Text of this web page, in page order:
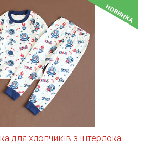
НОВИНКА
для хлопчиків з інтерлока